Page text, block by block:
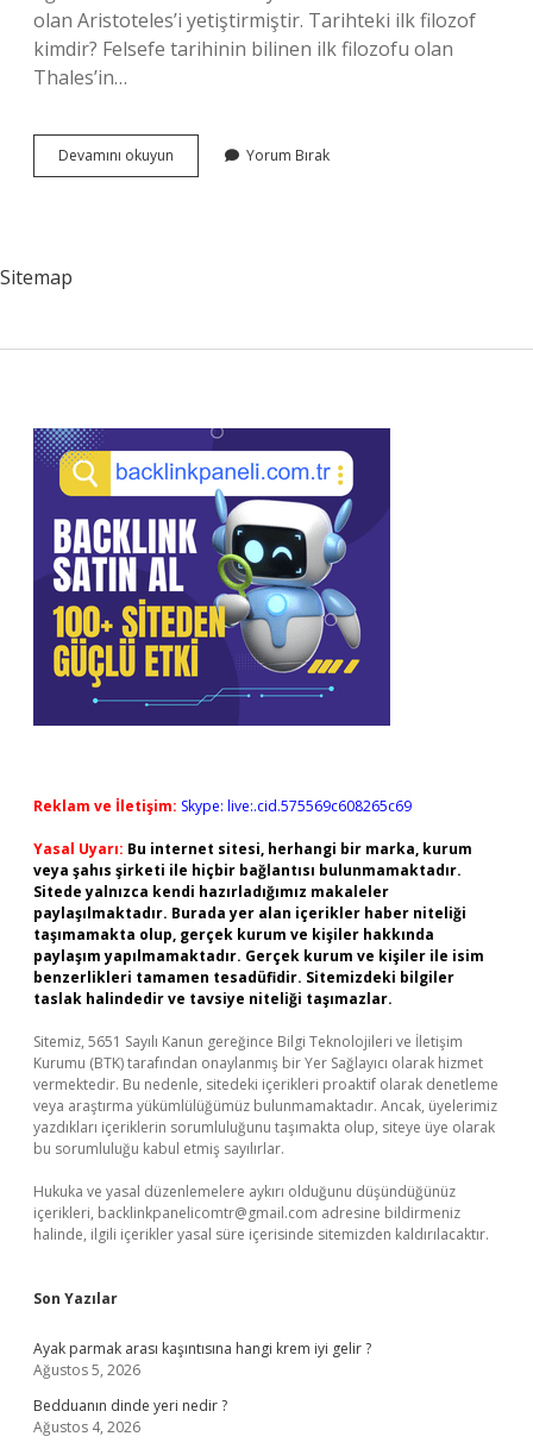
olan Aristoteles’i yetiştirmiştir. Tarihteki ilk filozof
kimdir? Felsefe tarihinin bilinen ilk filozofu olan
Thales’in…
Devamını okuyun
Felsefenin
Yorum Bırak
Sitemap
Sidebar
Reklam ve İletişim: Skype: live:.cid.575569c608265c69
Yasal Uyarı: Bu internet sitesi, herhangi bir marka, kurum
veya şahıs şirketi ile hiçbir bağlantısı bulunmamaktadır.
Sitede yalnızca kendi hazırladığımız makaleler
paylaşılmaktadır. Burada yer alan içerikler haber niteliği
taşımamakta olup, gerçek kurum ve kişiler hakkında
paylaşım yapılmamaktadır. Gerçek kurum ve kişiler ile isim
benzerlikleri tamamen tesadüfidir. Sitemizdeki bilgiler
taslak halindedir ve tavsiye niteliği taşımazlar.
Sitemiz, 5651 Sayılı Kanun gereğince Bilgi Teknolojileri ve İletişim
Kurumu (BTK) tarafından onaylanmış bir Yer Sağlayıcı olarak hizmet
vermektedir. Bu nedenle, sitedeki içerikleri proaktif olarak denetleme
veya araştırma yükümlülüğümüz bulunmamaktadır. Ancak, üyelerimiz
yazdıkları içeriklerin sorumluluğunu taşımakta olup, siteye üye olarak
bu sorumluluğu kabul etmiş sayılırlar.
Hukuka ve yasal düzenlemelere aykırı olduğunu düşündüğünüz
içerikleri, backlinkpanelicomtr@gmail.com adresine bildirmeniz
halinde, ilgili içerikler yasal süre içerisinde sitemizden kaldırılacaktır.
Son Yazılar
Ayak parmak arası kaşıntısına hangi krem iyi gelir ?
Ağustos 5, 2026
Bedduanın dinde yeri nedir ?
Ağustos 4, 2026